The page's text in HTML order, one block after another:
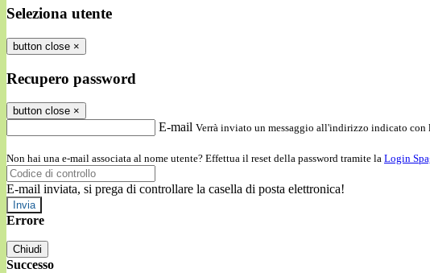
Seleziona utente
button close ×
Recupero password
button close ×
E-mail Verrà inviato un messaggio all'indirizzo indicato con
Non hai una e-mail associata al nome utente? Effettua il reset della password tramite la Login
E-mail inviata, si prega di controllare la casella di posta elettronica!
Errore
Chiudi
Successo